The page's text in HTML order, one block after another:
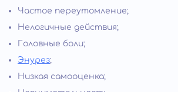
Частое переутомление;
Нелогичные действия;
Головные боли;
Энурез;
Низкая самооценка;